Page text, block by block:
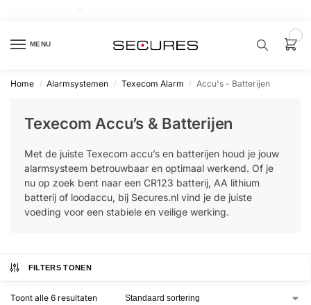
MENU
samenstellen
Alarm
met
Home / Alarmsystemen / Texecom Alarm / Accu's - Batterijen
Texecom Accu’s & Batterijen
Met de juiste Texecom accu’s en batterijen houd je jouw
alarmsysteem betrouwbaar en optimaal werkend. Of je
nu op zoek bent naar een CR123 batterij, AA lithium
batterij of loodaccu, bij Secures.nl vind je de juiste
voeding voor een stabiele en veilige werking.
FILTERS TONEN
Toont alle 6 resultaten